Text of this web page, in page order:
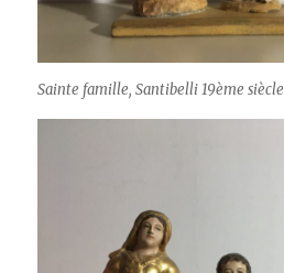
Sainte famille, Santibelli 19ème siècle